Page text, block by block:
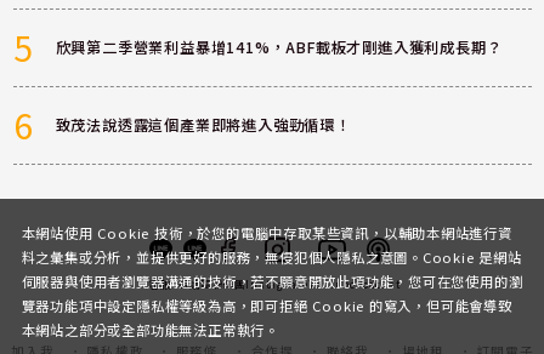
5 欣興第二季營業利益暴增141%，ABF載板才剛進入獲利成長期？
6 致茂法說透露這個產業即將進入強勁循環！
客服 討論區粉絲團InstagramYoutubePodcast
本網站使用 Cookie 技術，於您的電腦中存取某些資訊，以輔助本網站進行資
料之彙集或分析，並提供更好的服務，無侵犯個人隱私之意圖。Cookie 是網站
伺服器與使用者瀏覽器溝通的技術，若不願意開放此項功能，您可在您使用的瀏
覽器功能項中設定隱私權等級為高，即可拒絕 Cookie 的寫入，但可能會導致
本網站之部分或全部功能無法正常執行。